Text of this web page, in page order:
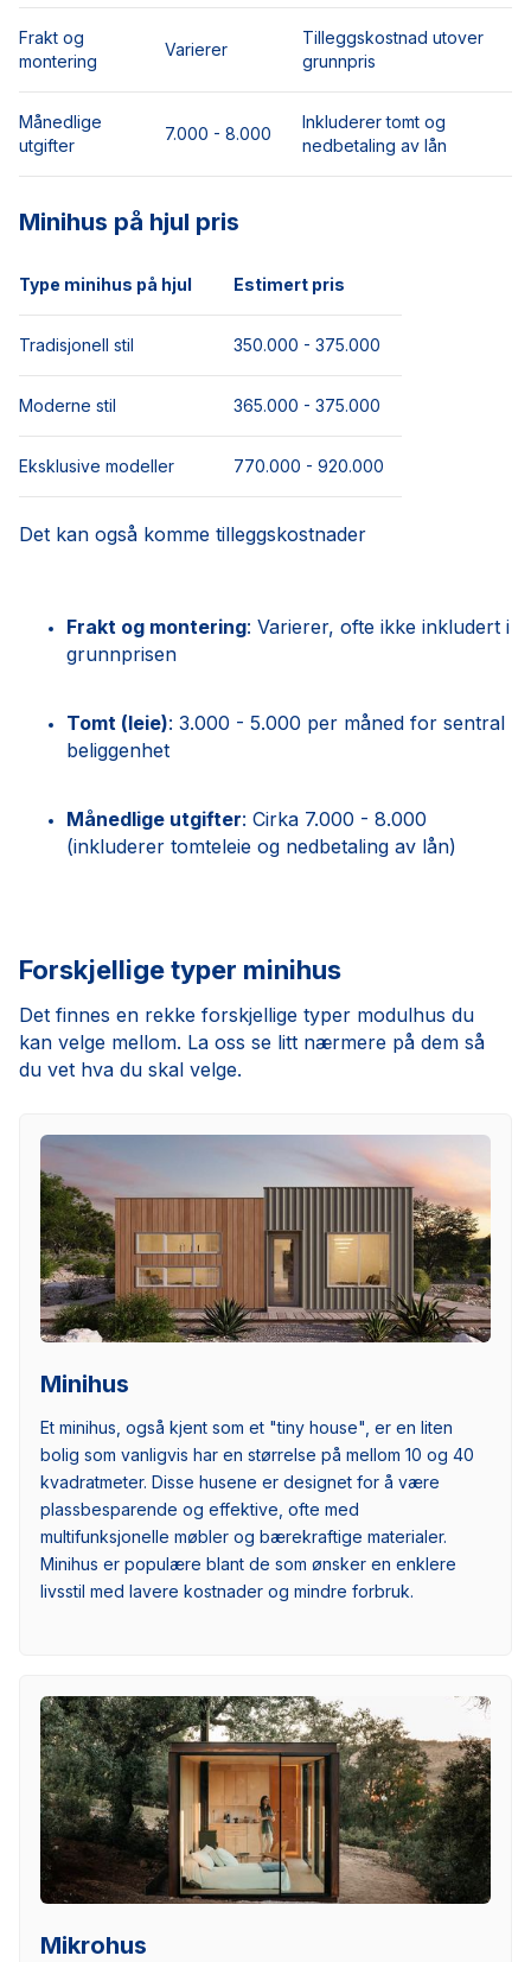
Frakt og
montering
Varierer
Tilleggskostnad utover
grunnpris
Månedlige
utgifter
7.000 - 8.000
Inkluderer tomt og
nedbetaling av lån
Minihus på hjul pris
Type minihus på hjul Estimert pris
Tradisjonell stil 350.000 - 375.000
Moderne stil 365.000 - 375.000
Eksklusive modeller 770.000 - 920.000
Det kan også komme tilleggskostnader
Frakt og montering: Varierer, ofte ikke inkludert i
grunnprisen
Tomt (leie): 3.000 - 5.000 per måned for sentral
beliggenhet
Månedlige utgifter: Cirka 7.000 - 8.000
(inkluderer tomteleie og nedbetaling av lån)
Forskjellige typer minihus
Det finnes en rekke forskjellige typer modulhus du
kan velge mellom. La oss se litt nærmere på dem så
du vet hva du skal velge.
Minihus
Et minihus, også kjent som et "tiny house", er en liten
bolig som vanligvis har en størrelse på mellom 10 og 40
kvadratmeter. Disse husene er designet for å være
plassbesparende og effektive, ofte med
multifunksjonelle møbler og bærekraftige materialer.
Minihus er populære blant de som ønsker en enklere
livsstil med lavere kostnader og mindre forbruk.
Mikrohus